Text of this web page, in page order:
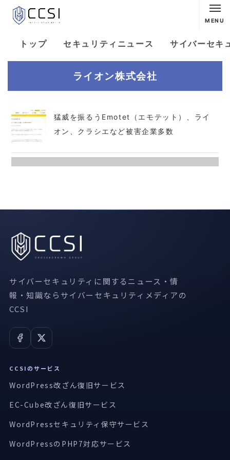
MENU
トップ セキュリティニュース サイバーセキ
ライオン株式会社
猛威を振るうEmotet（エモテット）、ライ
オン、クラシエなど被害企業多数
サイバーセキュリティに関するニュース・情
報・知識ならサイバーセキュリティメディアの
CCSI
CCSIのサービス
WordPress改ざん復旧サービス
EC-Cube改ざん復旧サービス
WordPressセキュリティ保守サービス
WordPressのPHP7対応サービス